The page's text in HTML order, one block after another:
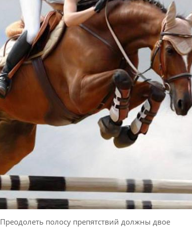
Преодолеть полосу препятствий должны двое